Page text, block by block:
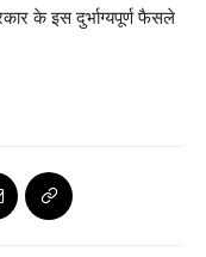
के इस दुर्भाग्यपूर्ण फैसले